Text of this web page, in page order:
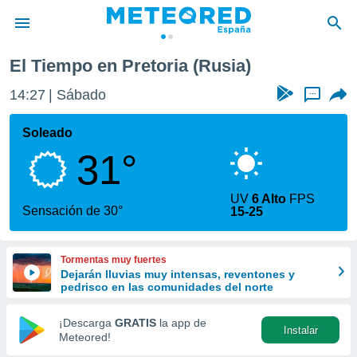
de
por
que se
calidad.
a este
las
y
forma
digital
basada
El Tiempo en Pretoria (Rusia)
14:27 Sábado ...
Soleado
31°
Sensación de 30°
UV6 Alto FPS
15-25
Tormentas muy fuertes
Dejarán lluvias muy intensas, reventones y
pedrisco en las comunidades del norte
¡Descarga GRATIS la app de
Meteored!
Instalar